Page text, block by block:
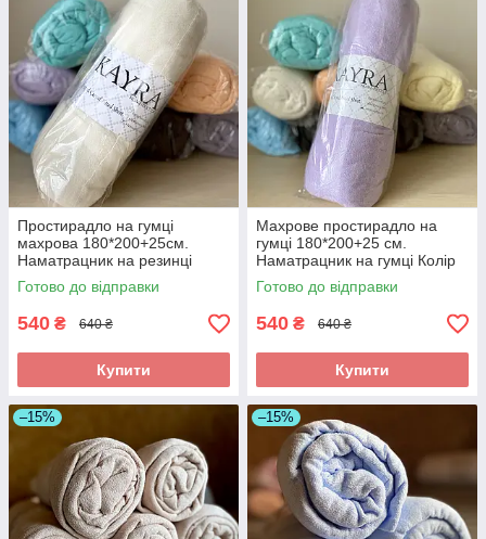
Простирадло на гумці
махрова 180*200+25см.
Наматрацник на резинці
Колір - Молочний
Готово до відправки
540 ₴ 640 ₴
Купити
Махрове простирадло на
гумці 180*200+25 см.
Наматрацник на гумці Колір
— Бузковий
Готово до відправки
540 ₴ 640 ₴
Купити
–15% –15%